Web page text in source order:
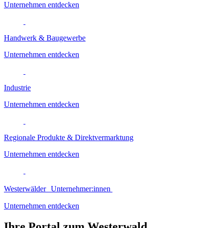
Unternehmen entdecken
Handwerk & Baugewerbe
Unternehmen entdecken
Industrie
Unternehmen entdecken
Regionale Produkte & Direktvermarktung
Unternehmen entdecken
Westerwälder Unternehmer:innen
Unternehmen entdecken